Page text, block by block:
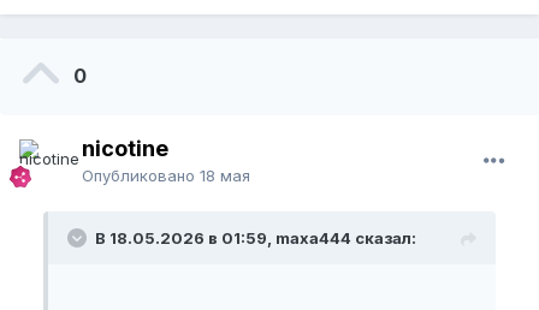
0
nicotine
Опубликовано 18 мая
В 18.05.2026 в 01:59, maxa444 сказал: